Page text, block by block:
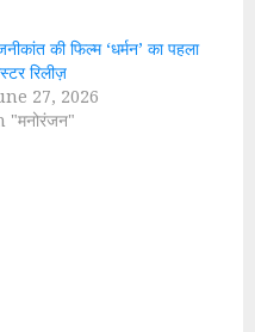
की फिल्म ‘धर्मन’ का पहला
रिलीज़
27, 2026
"मनोरंजन"